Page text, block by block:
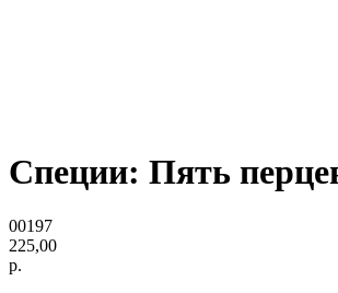
Специи: Пять
00197
225,00
р.